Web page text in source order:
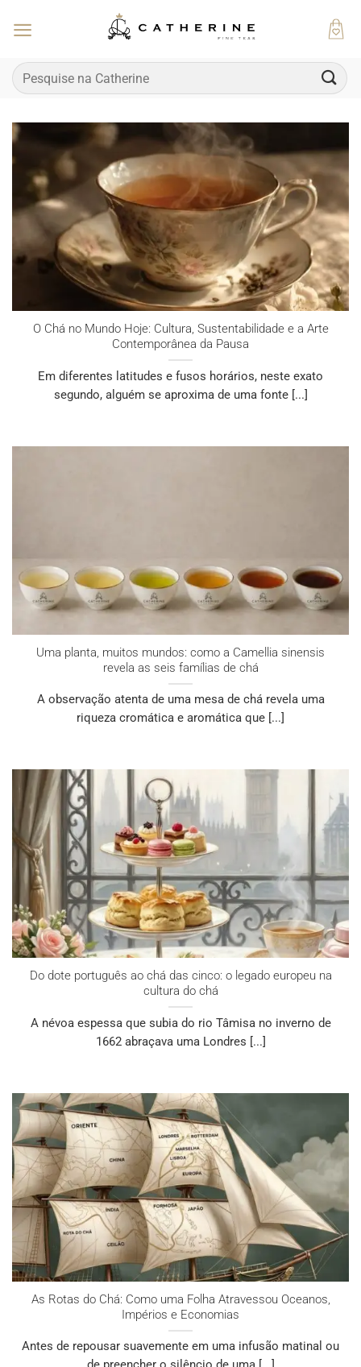
Pesquisar
por:
O Chá no Mundo Hoje: Cultura, Sustentabilidade e a Arte
Contemporânea da Pausa
Em diferentes latitudes e fusos horários, neste exato
segundo, alguém se aproxima de uma fonte [...]
Uma planta, muitos mundos: como a Camellia sinensis
revela as seis famílias de chá
A observação atenta de uma mesa de chá revela uma
riqueza cromática e aromática que [...]
Do dote português ao chá das cinco: o legado europeu na
cultura do chá
A névoa espessa que subia do rio Tâmisa no inverno de
1662 abraçava uma Londres [...]
As Rotas do Chá: Como uma Folha Atravessou Oceanos,
Impérios e Economias
Antes de repousar suavemente em uma infusão matinal ou